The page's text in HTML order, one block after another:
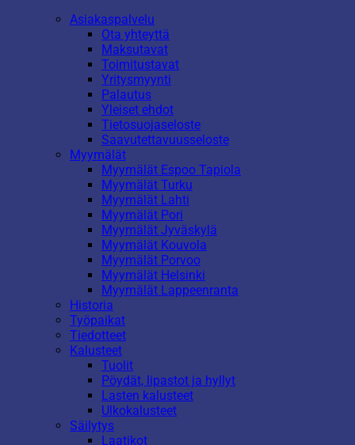
Asiakaspalvelu
Ota yhteyttä
Maksutavat
Toimitustavat
Yritysmyynti
Palautus
Yleiset ehdot
Tietosuojaseloste
Saavutettavuusseloste
Myymälät
Myymälät Espoo Tapiola
Myymälät Turku
Myymälät Lahti
Myymälät Pori
Myymälät Jyväskylä
Myymälät Kouvola
Myymälät Porvoo
Myymälät Helsinki
Myymälät Lappeenranta
Historia
Työpaikat
Tiedotteet
Kalusteet
Tuolit
Pöydät, lipastot ja hyllyt
Lasten kalusteet
Ulkokalusteet
Säilytys
Laatikot